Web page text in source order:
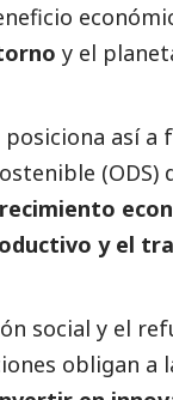
y el
así a
(ODS)
y el
social y el
obligan a